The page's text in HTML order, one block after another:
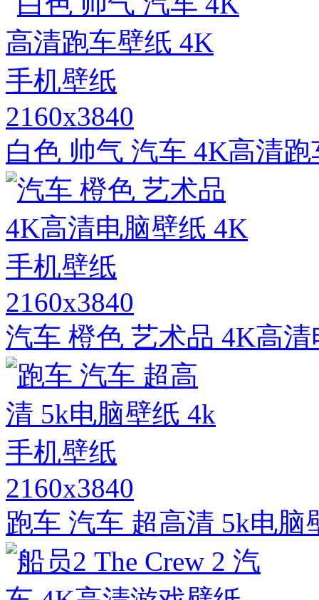
2160x3840
白色 帅气 汽车 4K高清
2160x3840
汽车 橙色 艺术品 4K高
2160x3840
跑车 汽车 超高清 5k电脑